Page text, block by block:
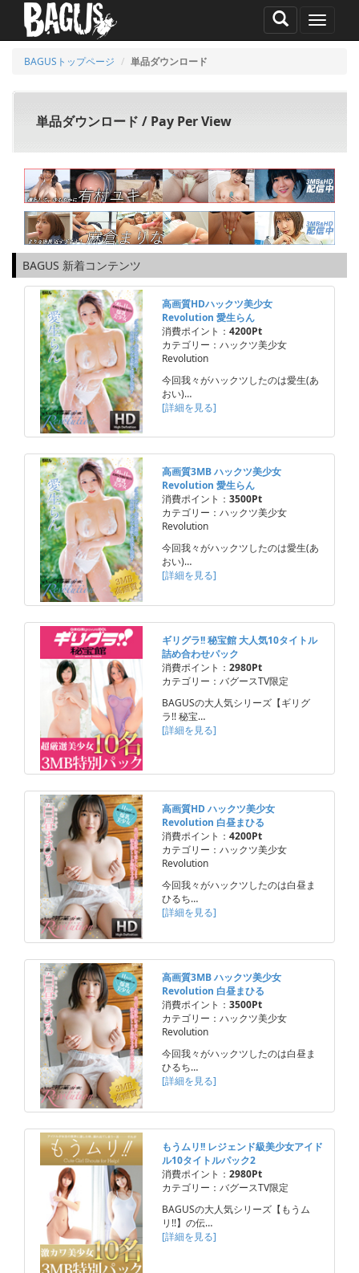
MENU
BAGUSトップページ 単品ダウンロード
単品ダウンロード / Pay Per View
BAGUS 新着コンテンツ
高画質HDハックツ美少女
Revolution 愛生らん
消費ポイント： 4200Pt
カテゴリー：ハックツ美少女
Revolution
今回我々がハックツしたのは愛生(あ
おい)…
[詳細を見る]
高画質3MB ハックツ美少女
Revolution 愛生らん
消費ポイント： 3500Pt
カテゴリー：ハックツ美少女
Revolution
今回我々がハックツしたのは愛生(あ
おい)…
[詳細を見る]
ギリグラ!! 秘宝館 大人気10タイトル
詰め合わせパック
消費ポイント： 2980Pt
カテゴリー：バグースTV限定
BAGUSの大人気シリーズ【ギリグ
ラ!! 秘宝…
[詳細を見る]
高画質HD ハックツ美少女
Revolution 白昼まひる
消費ポイント： 4200Pt
カテゴリー：ハックツ美少女
Revolution
今回我々がハックツしたのは白昼ま
ひるち…
[詳細を見る]
高画質3MB ハックツ美少女
Revolution 白昼まひる
消費ポイント： 3500Pt
カテゴリー：ハックツ美少女
Revolution
今回我々がハックツしたのは白昼ま
ひるち…
[詳細を見る]
もうムリ!! レジェンド級美少女アイド
ル10タイトルパック2
消費ポイント： 2980Pt
カテゴリー：バグースTV限定
BAGUSの大人気シリーズ【もうム
リ!!】の伝…
[詳細を見る]